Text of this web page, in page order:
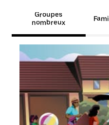
Groupes
nombreux